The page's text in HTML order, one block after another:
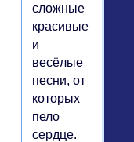
сложные
красивые
и
весёлые
песни, от
которых
пело
сердце.